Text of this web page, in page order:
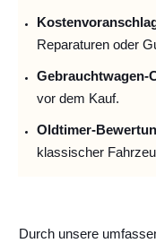
Reparaturen oder
Gebrauchtwagen-
vor dem Kauf.
Oldtimer-
klassischer
Durch unsere